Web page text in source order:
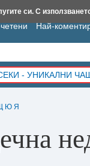
Ю Я
Най-
- УНИКАЛНИ
BauBau.bg NewAge.bg
си. С